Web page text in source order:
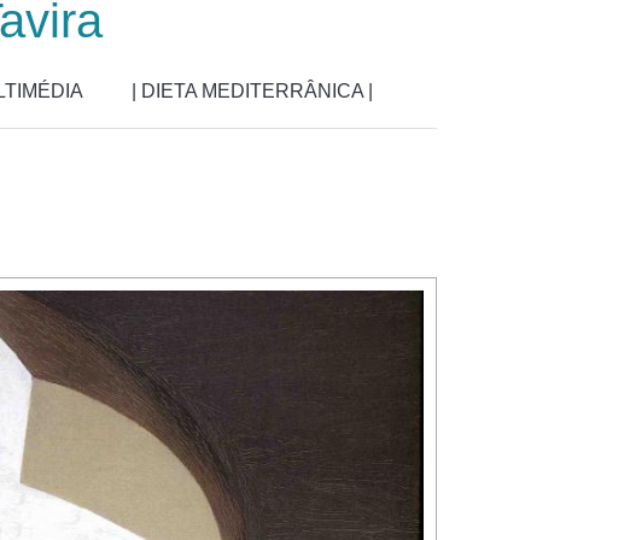
| DIETA MEDITERRÂNICA |